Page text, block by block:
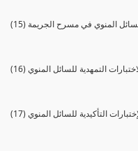
المنوي في مسرح الجريمة
الاختبارات التمهدية للسائل المنوي
الإختبارات التأكيدية للسائل المنوي